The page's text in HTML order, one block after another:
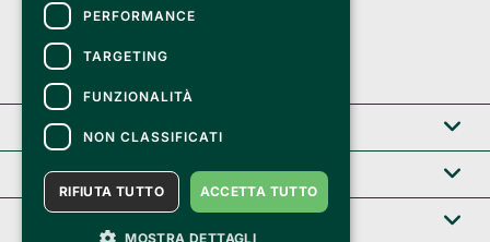
Clappit
Help center
PERFORMANCE
TARGETING
FUNZIONALITÀ
NON CLASSIFICATI
ACCETTA TUTTO
RIFIUTA TUTTO
MOSTRA DETTAGLI